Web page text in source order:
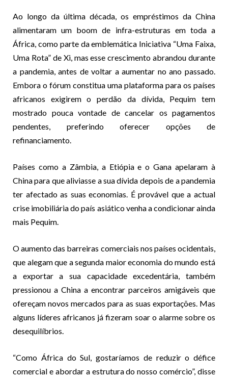
Ao longo da última década, os empréstimos da China
alimentaram um boom de infra-estruturas em toda a
África, como parte da emblemática Iniciativa “Uma Faixa,
Uma Rota” de Xi, mas esse crescimento abrandou durante
a pandemia, antes de voltar a aumentar no ano passado.
Embora o fórum constitua uma plataforma para os países
africanos exigirem o perdão da dívida, Pequim tem
mostrado pouca vontade de cancelar os pagamentos
pendentes, preferindo oferecer opções de
refinanciamento.
Países como a Zâmbia, a Etiópia e o Gana apelaram à
China para que aliviasse a sua dívida depois de a pandemia
ter afectado as suas economias. É provável que a actual
crise imobiliária do país asiático venha a condicionar ainda
mais Pequim.
O aumento das barreiras comerciais nos países ocidentais,
que alegam que a segunda maior economia do mundo está
a exportar a sua capacidade excedentária, também
pressionou a China a encontrar parceiros amigáveis que
ofereçam novos mercados para as suas exportações. Mas
alguns líderes africanos já fizeram soar o alarme sobre os
desequilíbrios.
“Como África do Sul, gostaríamos de reduzir o défice
comercial e abordar a estrutura do nosso comércio”, disse